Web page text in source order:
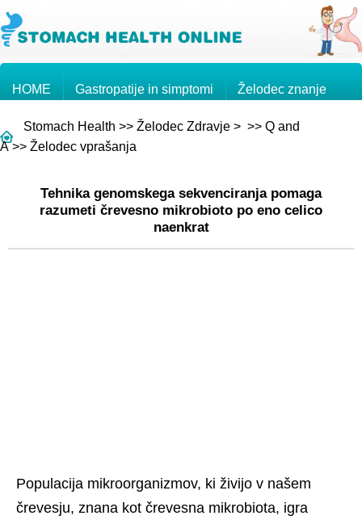
HOME Gastropatije in simptomi Želodec znanje
Želodčni rak Vprašanja in odgovori
Stomach Health >> Želodec Zdravje > >> Q and
A>> Želodec vprašanja
Tehnika genomskega sekvenciranja pomaga
razumeti črevesno mikrobioto po eno celico
naenkrat
Populacija mikroorganizmov, ki živijo v našem
črevesju, znana kot črevesna mikrobiota, igra